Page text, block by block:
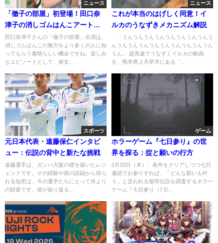
ニュース
「徹子の部屋」初登場！田口奈
津子の消しゴムはんこアートの
世界
田口奈津子さんの「徹子の部屋」出演は、
消しゴムはんこの魅力をより多くの人に知
ってもらう素晴らしい機会ですね。楽しみ
なエピソードとして、彼女...
ニュース
これが本当のはげしく同意！イ
ルカのうなずきメカニズム解説
「うんうんうんうんうんうんうんうんう
んうんうんうんうんうんうんうんうんうん
うん」 超高速でうなずくイルカの動画
を、熊本県上天草市にある「...
スポーツ
元日本代表・遠藤保仁インタビ
ュー：伝説の背中と新たな挑戦
遠藤選手は、ガンバ大阪の礎を築いたレジ
ェンドです。その経験や彼の語録から得ら
れる知恵は、今の選手たちにとって何より
の財産です。彼が振り返る...
ゲーム
ホラーゲーム『七日参り』の世
界を探る：掟と願いの行方
2月20日（木）、条件をクリアしつつ七日
連続でお参りすれば、「どんな願いも叶
う」と言われる都市伝説を調査するホラー
ゲーム『七日参り（7 D...